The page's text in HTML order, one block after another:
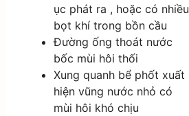
ục phát ra , hoặc có nhiều
bọt khí trong bồn cầu
Đường ống thoát nước
bốc mùi hôi thối
Xung quanh bể phốt xuất
hiện vũng nước nhỏ có
mùi hôi khó chịu